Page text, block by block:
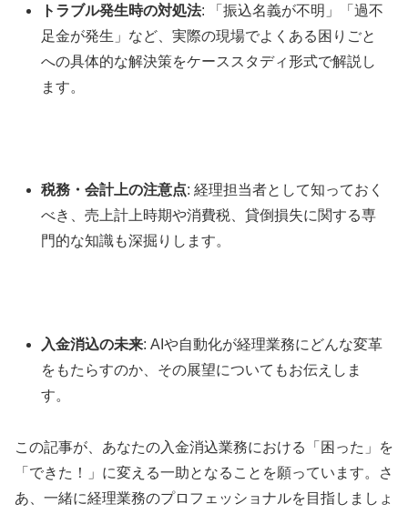
トラブル発生時の対処法: 「振込名義が不明」「過不
足金が発生」など、実際の現場でよくある困りごと
への具体的な解決策をケーススタディ形式で解説し
ます。
税務・会計上の注意点: 経理担当者として知っておく
べき、売上計上時期や消費税、貸倒損失に関する専
門的な知識も深掘りします。
入金消込の未来: AIや自動化が経理業務にどんな変革
をもたらすのか、その展望についてもお伝えしま
す。
この記事が、あなたの入金消込業務における「困った」を
「できた！」に変える一助となることを願っています。さ
あ、一緒に経理業務のプロフェッショナルを目指しましょ